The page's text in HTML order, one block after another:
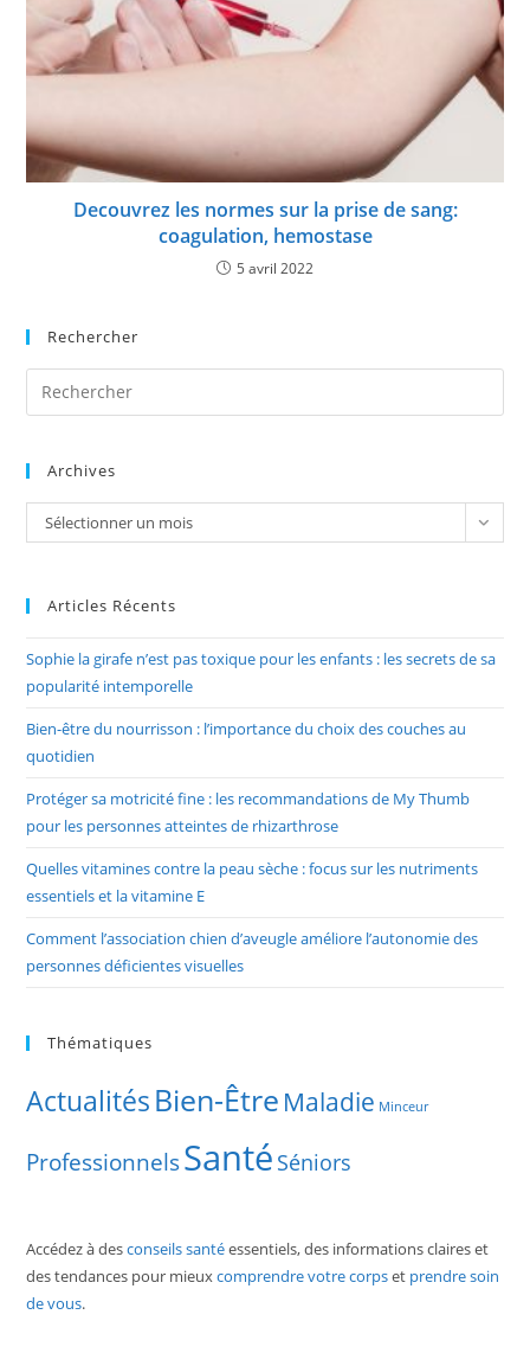
Decouvrez les normes sur la prise de sang:
coagulation, hemostase
5 avril 2022
Rechercher
the
Archives
Archives
Sélectionner un mois
Articles Récents
Sophie la girafe n’est pas toxique pour les enfants : les secrets de sa
popularité intemporelle
Bien-être du nourrisson : l’importance du choix des couches au
quotidien
Protéger sa motricité fine : les recommandations de My Thumb
pour les personnes atteintes de rhizarthrose
Quelles vitamines contre la peau sèche : focus sur les nutriments
essentiels et la vitamine E
Comment l’association chien d’aveugle améliore l’autonomie des
personnes déficientes visuelles
Thématiques
ActualitésBien-Être Maladie Minceur
ProfessionnelsSanté Séniors
Accédez à desconseils santéessentiels, des informations claires et
des tendances pour mieuxcomprendre votre corpset prendre soin
de vous.